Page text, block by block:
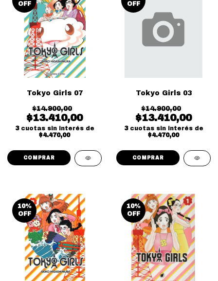
OFF
Tokyo Girls 07
$14.900,00
$13.410,00
3 cuotas sin interés de
$4.470,00
OFF
Tokyo Girls 03
$14.900,00
$13.410,00
3 cuotas sin interés de
$4.470,00
10%
OFF
10%
OFF